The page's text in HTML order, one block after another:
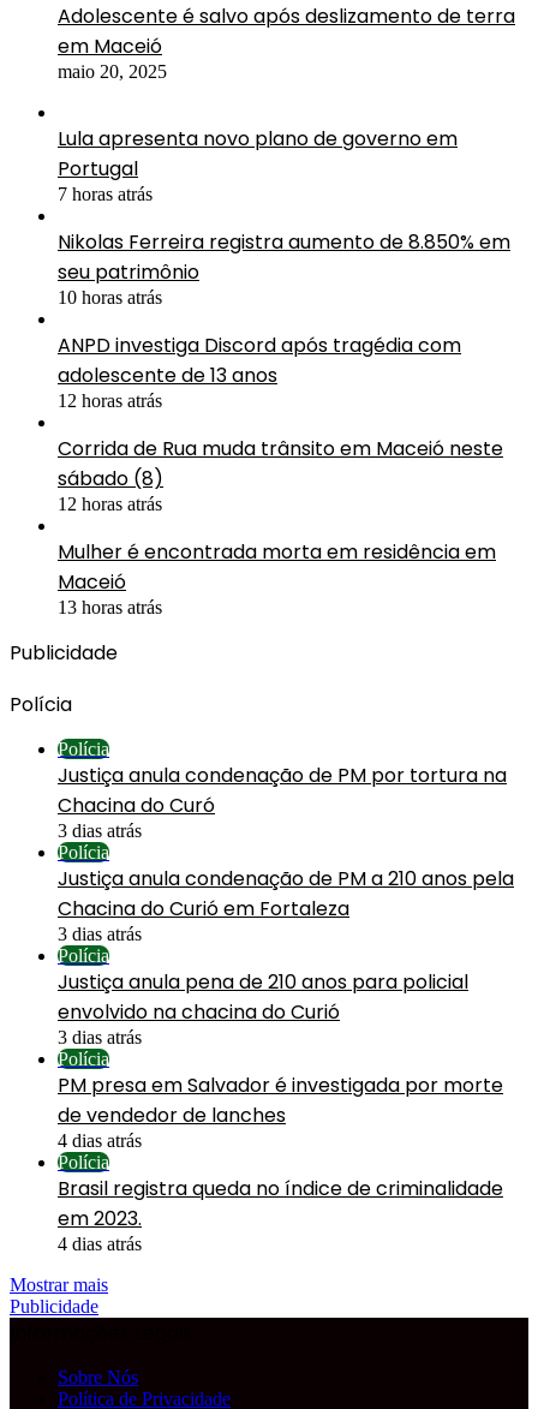
Adolescente é salvo após deslizamento de terra
em Maceió
maio 20, 2025
Lula apresenta novo plano de governo em
Portugal
7 horas atrás
Nikolas Ferreira registra aumento de 8.850% em
seu patrimônio
10 horas atrás
ANPD investiga Discord após tragédia com
adolescente de 13 anos
12 horas atrás
Corrida de Rua muda trânsito em Maceió neste
sábado (8)
12 horas atrás
Mulher é encontrada morta em residência em
Maceió
13 horas atrás
Publicidade
Polícia
Polícia
Justiça anula condenação de PM por tortura na
Chacina do Curó
3 dias atrás
Polícia
Justiça anula condenação de PM a 210 anos pela
Chacina do Curió em Fortaleza
3 dias atrás
Polícia
Justiça anula pena de 210 anos para policial
envolvido na chacina do Curió
3 dias atrás
Polícia
PM presa em Salvador é investigada por morte
de vendedor de lanches
4 dias atrás
Polícia
Brasil registra queda no índice de criminalidade
em 2023.
4 dias atrás
Mostrar mais
Publicidade
Sobre Nós
Política de Privacidade